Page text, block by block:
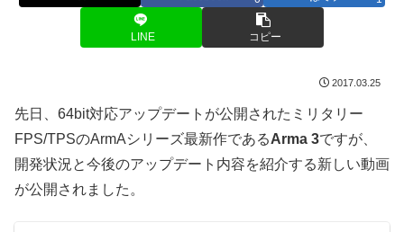
LINE コピー
2017.03.25
先日、64bit対応アップデートが公開されたミリタリー
FPS/TPSのArmAシリーズ最新作であるArma 3ですが、
開発状況と今後のアップデート内容を紹介する新しい動画
が公開されました。